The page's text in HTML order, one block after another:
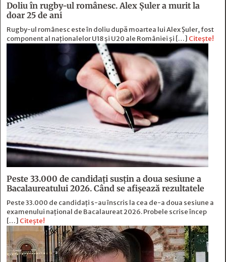
Doliu în rugby-ul românesc. Alex Șuler a murit la
doar 25 de ani
Rugby-ul românesc este în doliu după moartea lui Alex Șuler, fost
component al naționalelor U18 și U20 ale României și […] Citește!
Peste 33.000 de candidați susțin a doua sesiune a
Bacalaureatului 2026. Când se afișează rezultatele
Peste 33.000 de candidați s-au înscris la cea de-a doua sesiune a
examenului național de Bacalaureat 2026. Probele scrise încep
[…] Citește!